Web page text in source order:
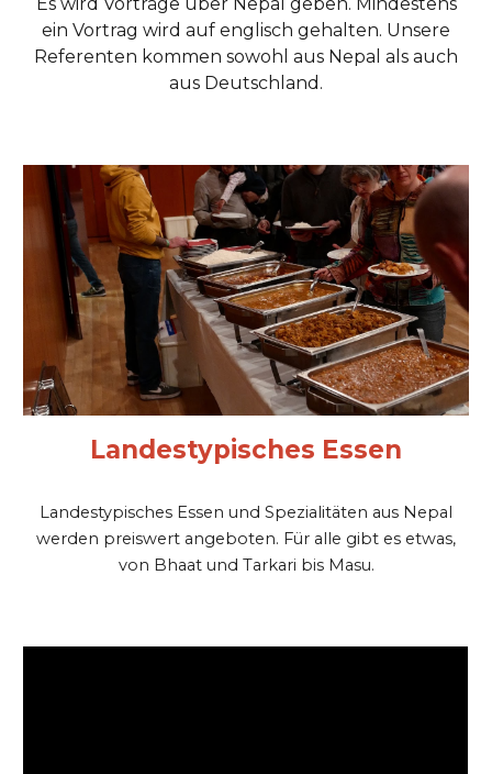
ein Vortrag wird auf englisch gehalten. Unsere
Referenten kommen sowohl aus Nepal als auch
aus Deutschland.
Landestypisches Essen
Landestypisches Essen und Spezialitäten aus Nepal
werden preiswert angeboten. Für alle gibt es etwas,
von Bhaat und Tarkari bis Masu.